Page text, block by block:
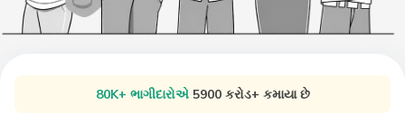
80K+ ભાગીદારોએ 5900 કરોડ+ કમાયા છે